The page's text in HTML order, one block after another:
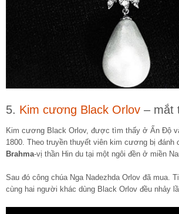
5. Kim cương Black Orlov – mắt
Kim cương Black Orlov, được tìm thấy ở Ấn Độ
1800. Theo truyền thuyết viên kim cương bị đánh
Brahma-vị thần Hin du tại một ngôi đền ở miền
Sau đó công chúa Nga Nadezhda Orlov đã mua.
cùng hai người khác dùng Black Orlov đều nhảy